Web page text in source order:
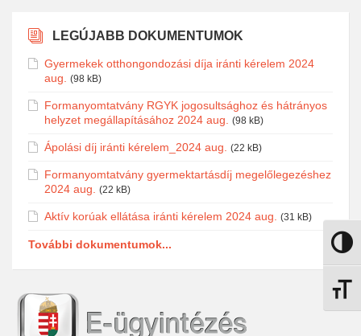
Nagy
LEGÚJABB DOKUMENTUMOK
Gyermekek otthongondozási díja iránti kérelem 2024
aug.
(98 kB)
Formanyomtatvány RGYK jogosultsághoz és hátrányos
helyzet megállapításához 2024 aug.
(98 kB)
Ápolási díj iránti kérelem_2024 aug. (22 kB)
Formanyomtatvány gyermektartásdíj megelőlegezéshez
2024 aug.
(22 kB)
Aktív korúak ellátása iránti kérelem 2024 aug. (31 kB)
További dokumentumok...